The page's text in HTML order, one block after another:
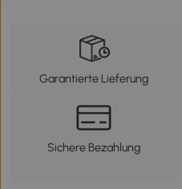
Garantierte Lieferung
Sichere Bezahlung